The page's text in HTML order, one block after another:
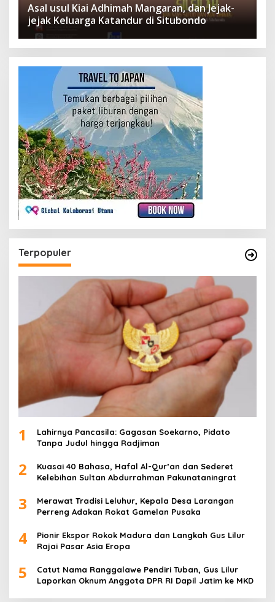
Asal usul Kiai Adhimah Mangaran, dan Jejak-
jejak Keluarga Katandur di Situbondo
Terpopuler
1
Lahirnya Pancasila: Gagasan Soekarno, Pidato
Tanpa Judul hingga Radjiman
2
Kuasai 40 Bahasa, Hafal Al-Qur’an dan Sederet
Kelebihan Sultan Abdurrahman Pakunataningrat
3
Merawat Tradisi Leluhur, Kepala Desa Larangan
Perreng Adakan Rokat Gamelan Pusaka
4
Pionir Ekspor Rokok Madura dan Langkah Gus Lilur
Rajai Pasar Asia Eropa
5
Catut Nama Ranggalawe Pendiri Tuban, Gus Lilur
Laporkan Oknum Anggota DPR RI Dapil Jatim ke MKD